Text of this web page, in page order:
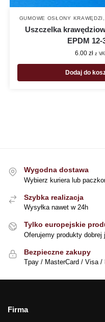
GUMOWE OSŁONY KRAWĘDZI ,
Uszczelka
EPDM 12-
6.00zł z
Dodaj do
Wygodna dostawa
Wybierz kuriera lub
Szybka realizacja
Wysyłka nawet w 24h
Tylko europejskie
Oferujemy produkty dobrej
Bezpieczne zakupy
Tpay / MasterCard / Visa /
Firma